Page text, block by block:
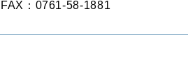
FAX：0761-58-1881